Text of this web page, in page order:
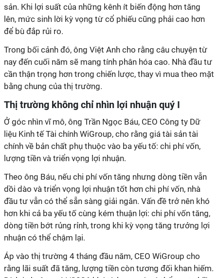
sản. Khi lợi suất của những kênh ít biến động hơn tăng
lên, mức sinh lời kỳ vọng từ cổ phiếu cũng phải cao hơn
để bù đắp rủi ro.
Trong bối cảnh đó, ông Việt Anh cho rằng câu chuyện từ
nay đến cuối năm sẽ mang tính phân hóa cao. Nhà đầu tư
cần thận trọng hơn trong chiến lược, thay vì mua theo mặt
bằng chung của thị trường.
Thị trường không chỉ nhìn lợi nhuận quý I
Ở góc nhìn vĩ mô, ông Trần Ngọc Báu, CEO Công ty Dữ
liệu Kinh tế Tài chính WiGroup, cho rằng giá tài sản tài
chính về bản chất phụ thuộc vào ba yếu tố: chi phí vốn,
lượng tiền và triển vọng lợi nhuận.
Theo ông Báu, nếu chi phí vốn tăng nhưng dòng tiền vẫn
dồi dào và triển vọng lợi nhuận tốt hơn chi phí vốn, nhà
đầu tư vẫn có thể sẵn sàng giải ngân. Vấn đề trở nên khó
hơn khi cả ba yếu tố cùng kém thuận lợi: chi phí vốn tăng,
dòng tiền bớt rủng rỉnh, trong khi kỳ vọng tăng trưởng lợi
nhuận có thể chậm lại.
Áp vào thị trường 4 tháng đầu năm, CEO WiGroup cho
rằng lãi suất đã tăng, lượng tiền còn tương đối khan hiếm.